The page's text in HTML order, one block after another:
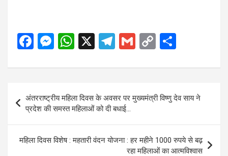
F
ce
o
o
k
M
se
n
g
er
W
at
s
A
p
p
X
T
e
a
m
G
ail
C
py
Li
n
k
ar
e
navigation
अंतरराष्ट्रीय महिला दिवस के अवसर पर मुख्यमंत्री विष्णु देव साय ने
प्रदेश की समस्त महिलाओं को दी बधाई…
महिला दिवस विशेष : महतारी वंदन योजना : हर महीने 1000 रुपये से बढ़
रहा महिलाओं का आत्मविश्वास